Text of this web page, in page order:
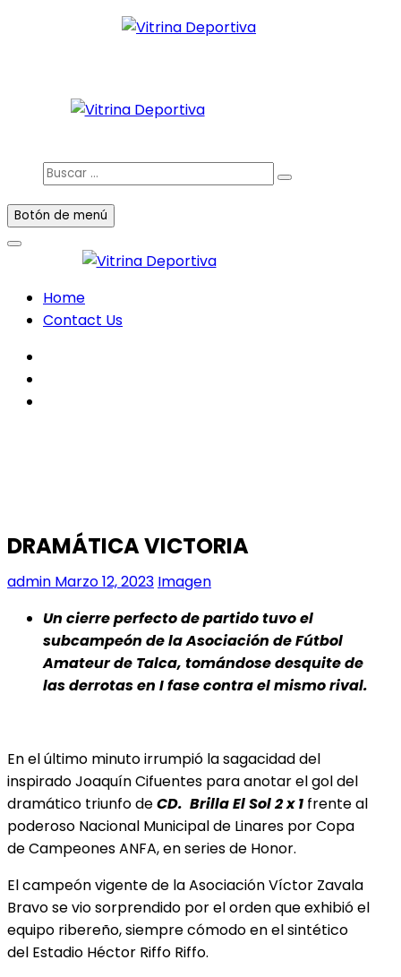
facebook
instagram
Buscar
Botón de menú
Home
Contact Us
DRAMÁTICA VICTORIA
admin Marzo 12, 2023 Imagen
Un cierre perfecto de partido tuvo el
subcampeón de la Asociación de Fútbol
Amateur de Talca, tomándose desquite de
las derrotas en I fase contra el mismo rival.
En el último minuto irrumpió la sagacidad del
inspirado Joaquín Cifuentes para anotar el gol del
dramático triunfo deCD. Brilla El Sol 2 x 1 frente al
poderoso Nacional Municipal de Linares por Copa
de Campeones ANFA, en series de Honor.
El campeón vigente de la Asociación Víctor Zavala
Bravo se vio sorprendido por el orden que exhibió el
equipo ribereño, siempre cómodo en el sintético
del Estadio Héctor Riffo Riffo.